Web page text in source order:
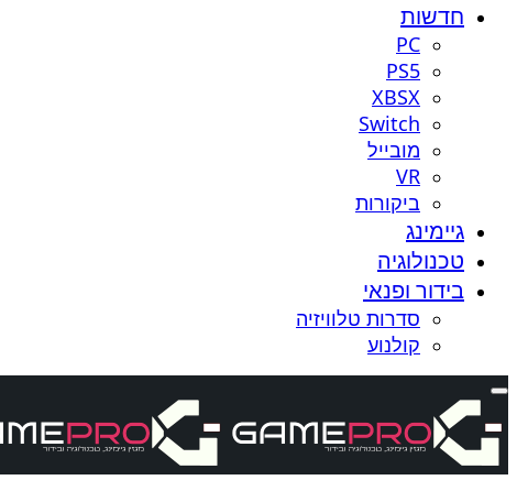
חדשות
PC
PS5
XBSX
Switch
מובייל
VR
ביקורות
גיימינג
טכנולוגיה
בידור ופנאי
סדרות טלוויזיה
קולנוע